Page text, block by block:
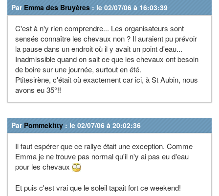
Par Emma des Bruyères : le 02/07/06 à 16:03:39
C'est à n'y rien comprendre... Les organisateurs sont
sensés connaître les chevaux non ? Il auraient pu prévoir
la pause dans un endroit où il y avait un point d'eau...
Inadmissible quand on sait ce que les chevaux ont besoin
de boire sur une journée, surtout en été.
Ptitesirène, c'était où exactement car ici, à St Aubin, nous
avons eu 35°!!
Par Pommekitty : le 02/07/06 à 20:02:36
Il faut espérer que ce rallye était une exception. Comme
Emma je ne trouve pas normal qu'il n'y ai pas eu d'eau
pour les chevaux
Et puis c'est vrai que le soleil tapait fort ce weekend!